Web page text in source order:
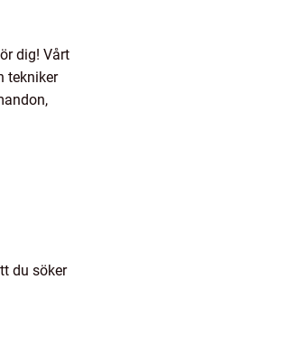
dig! Vårt
tekniker
du söker